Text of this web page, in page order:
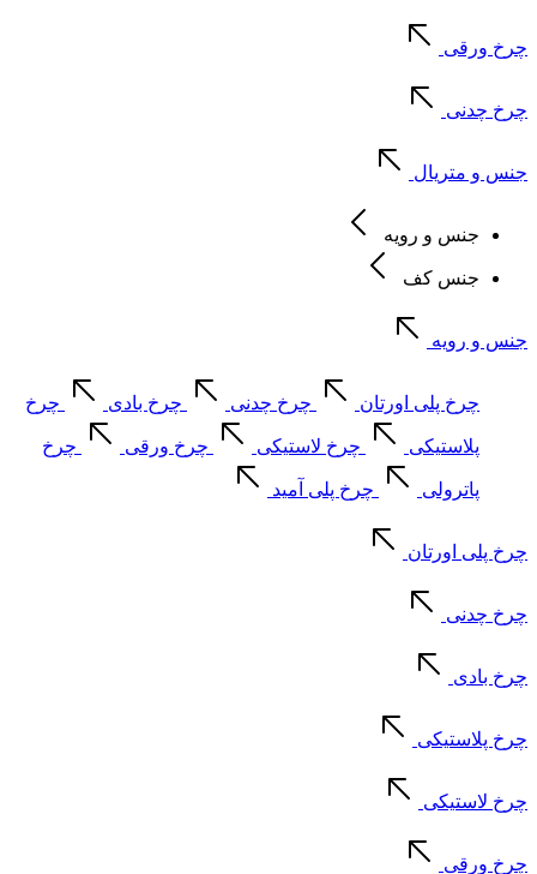
چرخ ورقی
چرخ چدنی
جنس و متریال
جنس و رویه
جنس کف
جنس و رویه
چرخ پلی اورتان چرخ چدنی چرخ بادی چرخ
پلاستیکی چرخ لاستیکی چرخ ورقی چرخ
پاترولی چرخ پلی آمید
چرخ پلی اورتان
چرخ چدنی
چرخ بادی
چرخ پلاستیکی
چرخ لاستیکی
چرخ ورقی